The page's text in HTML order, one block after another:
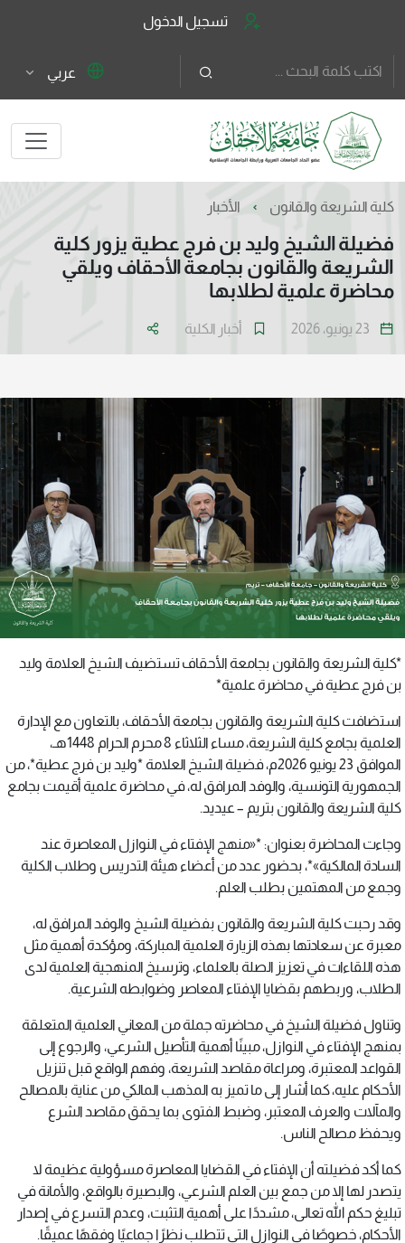
تسجيل الدخول
عربي
كلية الشريعة والقانون الأخبار
فضيلة الشيخ وليد بن فرج عطية يزور كلية
الشريعة والقانون بجامعة الأحقاف ويلقي
محاضرة علمية لطلابها
23 يونيو، 2026 أخبار الكلية
*كلية الشريعة والقانون بجامعة الأحقاف تستضيف الشيخ العلامة وليد
بن فرج عطية في محاضرة علمية*
استضافت كلية الشريعة والقانون بجامعة الأحقاف، بالتعاون مع الإدارة
العلمية بجامع كلية الشريعة، مساء الثلاثاء 8 محرم الحرام 1448هـ،
الموافق 23 يونيو 2026م، فضيلة الشيخ العلامة *وليد بن فرج عطية*، من
الجمهورية التونسية، والوفد المرافق له، في محاضرة علمية أقيمت بجامع
كلية الشريعة والقانون بتريم – عيديد.
وجاءت المحاضرة بعنوان: *«منهج الإفتاء في النوازل المعاصرة عند
السادة المالكية»*، بحضور عدد من أعضاء هيئة التدريس وطلاب الكلية
وجمع من المهتمين بطلب العلم.
وقد رحبت كلية الشريعة والقانون بفضيلة الشيخ والوفد المرافق له،
معبرة عن سعادتها بهذه الزيارة العلمية المباركة، ومؤكدة أهمية مثل
هذه اللقاءات في تعزيز الصلة بالعلماء، وترسيخ المنهجية العلمية لدى
الطلاب، وربطهم بقضايا الإفتاء المعاصر وضوابطه الشرعية.
وتناول فضيلة الشيخ في محاضرته جملة من المعاني العلمية المتعلقة
بمنهج الإفتاء في النوازل، مبينًا أهمية التأصيل الشرعي، والرجوع إلى
القواعد المعتبرة، ومراعاة مقاصد الشريعة، وفهم الواقع قبل تنزيل
الأحكام عليه، كما أشار إلى ما تميز به المذهب المالكي من عناية بالمصالح
والمآلات والعرف المعتبر، وضبط الفتوى بما يحقق مقاصد الشرع
ويحفظ مصالح الناس.
كما أكد فضيلته أن الإفتاء في القضايا المعاصرة مسؤولية عظيمة لا
يتصدر لها إلا من جمع بين العلم الشرعي، والبصيرة بالواقع، والأمانة في
تبليغ حكم الله تعالى، مشددًا على أهمية التثبت، وعدم التسرع في إصدار
الأحكام، خصوصًا في النوازل التي تتطلب نظرًا جماعيًا وفقهًا عميقًا.